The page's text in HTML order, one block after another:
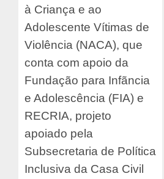
à Criança e ao
Adolescente Vítimas de
Violência (NACA), que
conta com apoio da
Fundação para Infãncia
e Adolescência (FIA) e
RECRIA, projeto
apoiado pela
Subsecretaria de Política
Inclusiva da Casa Civil